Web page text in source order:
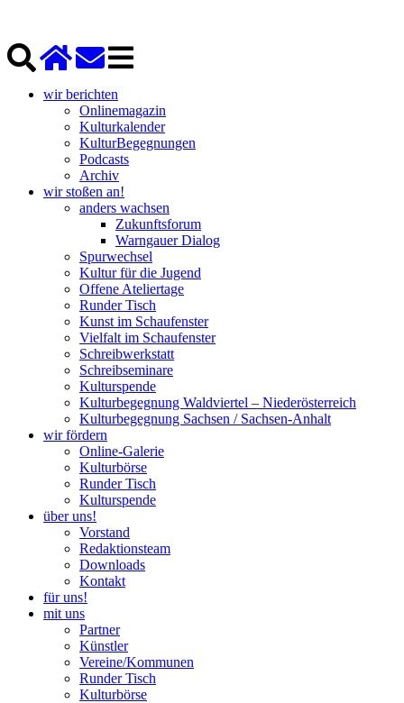
wir berichten
Onlinemagazin
Kulturkalender
KulturBegegnungen
Podcasts
Archiv
wir stoßen an!
anders wachsen
Zukunftsforum
Warngauer Dialog
Spurwechsel
Kultur für die Jugend
Offene Ateliertage
Runder Tisch
Kunst im Schaufenster
Vielfalt im Schaufenster
Schreibwerkstatt
Schreibseminare
Kulturspende
Kulturbegegnung Waldviertel – Niederösterreich
Kulturbegegnung Sachsen / Sachsen-Anhalt
wir fördern
Online-Galerie
Kulturbörse
Runder Tisch
Kulturspende
über uns!
Vorstand
Redaktionsteam
Downloads
Kontakt
für uns!
mit uns
Partner
Künstler
Vereine/Kommunen
Runder Tisch
Kulturbörse